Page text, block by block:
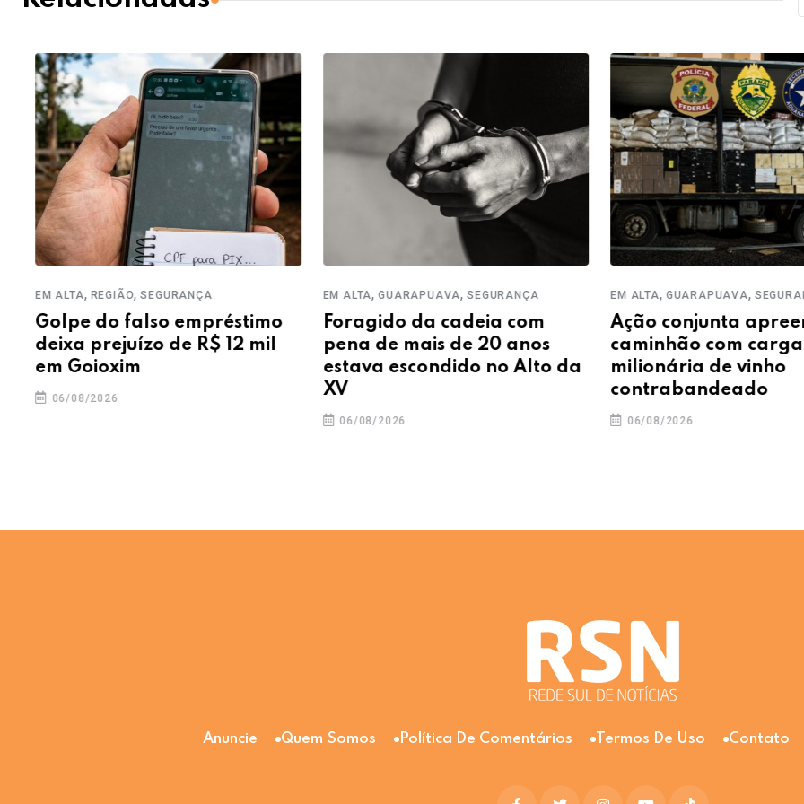
EM ALTA,REGIÃO,SEGURANÇA
Golpe do falso empréstimo
deixa prejuízo de R$ 12 mil
em Goioxim
06/08/2026
EM ALTA,GUARAPUAVA,SEGURANÇA
Foragido da cadeia com
pena de mais de 20 anos
estava escondido no Alto da
XV
06/08/2026
EM ALTA,GUARAPUAVA,
Ação conjunta
caminhão com carga
milionária de vinho
contrabandeado
06/08/2026
Anuncie Quem Somos Política De Comentários Termos De Uso Contato